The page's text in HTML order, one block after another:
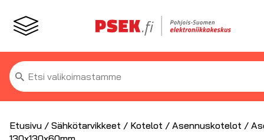
Etsi:
Etusivu / Sähkötarvikkeet / Kotelot / Asennuskotelot /